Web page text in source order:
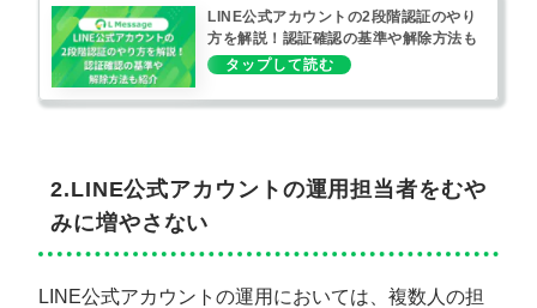
LINE公式アカウントの2段階認証のやり
方を解説！認証確認の基準や解除方法も
紹介
2.LINE公式アカウントの運用担当者をむや
みに増やさない
LINE公式アカウントの運用においては、複数人の担